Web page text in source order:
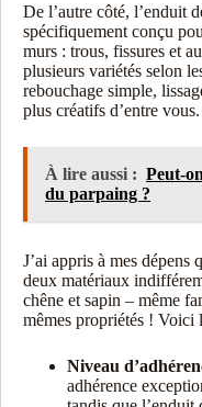
De l’autre côté, l’enduit
spécifiquement conçu
murs : trous, fissures et
plusieurs variétés selon
rebouchage simple,
plus créatifs d’entre vous.
À lire aussi : Peut-
du parpaing ?
J’ai appris à mes dépens
deux matériaux
chêne et sapin – même
mêmes propriétés ! Voici
Niveau
adhérence